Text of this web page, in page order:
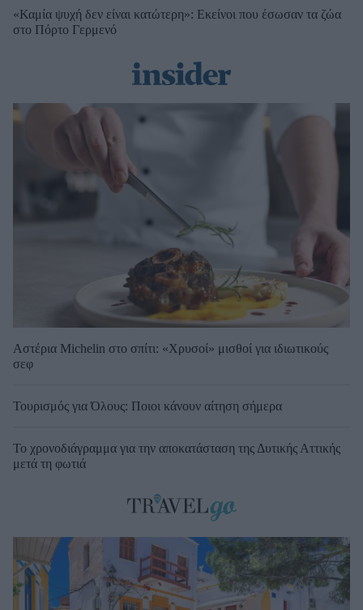
«Καμία ψυχή δεν είναι κατώτερη»: Εκείνοι που έσωσαν τα ζώα
στο Πόρτο Γερμενό
Αστέρια Michelin στο σπίτι: «Χρυσοί» μισθοί για ιδιωτικούς
σεφ
Τουρισμός για Όλους: Ποιοι κάνουν αίτηση σήμερα
Το χρονοδιάγραμμα για την αποκατάσταση της Δυτικής Αττικής
μετά τη φωτιά